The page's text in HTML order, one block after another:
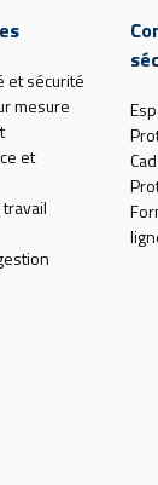
et sécurité
mesure
et